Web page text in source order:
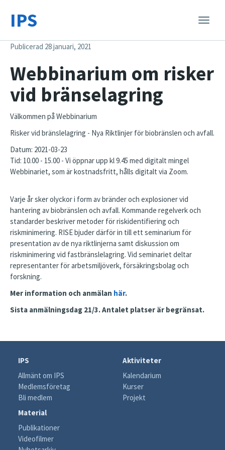
IPS
Toggle
Publicerad 28 januari, 2021
Webbinarium om risker
vid bränselagring
Välkommen på Webbinarium
Risker vid bränslelagring - Nya Riktlinjer för biobränslen och avfall.
Datum: 2021-03-23
Tid: 10.00 - 15.00 - Vi öppnar upp kl 9.45 med digitalt mingel
Webbinariet, som är kostnadsfritt, hålls digitalt via Zoom.
Varje år sker olyckor i form av bränder och explosioner vid
hantering av biobränslen och avfall. Kommande regelverk och
standarder beskriver metoder för riskidentifiering och
riskminimering. RISE bjuder därför in till ett seminarium för
presentation av de nya riktlinjerna samt diskussion om
riskminimering vid fastbränslelagring. Vid seminariet deltar
representanter för arbetsmiljöverk, försäkringsbolag och
forskning.
Mer information och anmälan här.
Sista anmälningsdag 21/3. Antalet platser är begränsat.
IPS
Allmänt om IPS
Medlemsföretag
Bli medlem
Aktiviteter
Kalendarium
Kurser
Projekt
Material
Publikationer
Videofilmer